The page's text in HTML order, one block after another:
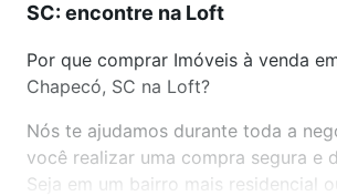
SC: encontre na Loft
Por que comprar Imóveis à venda
Chapecó, SC na Loft?
Nós te ajudamos durante toda a
você realizar uma compra segura e
Seja em um bairro mais residencial